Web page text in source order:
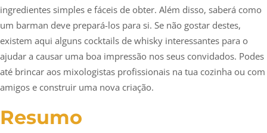
ingredientes simples e fáceis de obter. Além disso, saberá como
um barman deve prepará-los para si. Se não gostar destes,
existem aqui alguns cocktails de whisky interessantes para o
ajudar a causar uma boa impressão nos seus convidados. Podes
até brincar aos mixologistas profissionais na tua cozinha ou com
amigos e construir uma nova criação.
Resumo